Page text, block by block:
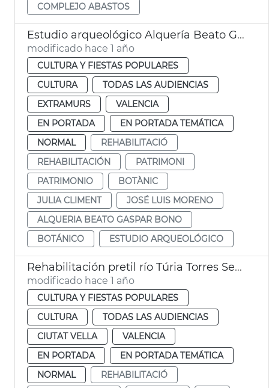
COMPLEJO ABASTOS
Estudio arqueológico Alquería Beato Gaspar Bono València
modificado hace 1 año
CULTURA Y FIESTAS POPULARES
CULTURA
TODAS LAS AUDIENCIAS
EXTRAMURS
VALENCIA
EN PORTADA
EN PORTADA TEMÁTICA
NORMAL
REHABILITACIÓ
REHABILITACIÓN
PATRIMONI
PATRIMONIO
BOTÀNIC
JULIA CLIMENT
JOSÉ LUIS MORENO
ALQUERIA BEATO GASPAR BONO
BOTÁNICO
ESTUDIO ARQUEOLÓGICO
Rehabilitación pretil río Túria Torres Serranos València
modificado hace 1 año
CULTURA Y FIESTAS POPULARES
CULTURA
TODAS LAS AUDIENCIAS
CIUTAT VELLA
VALENCIA
EN PORTADA
EN PORTADA TEMÁTICA
NORMAL
REHABILITACIÓ